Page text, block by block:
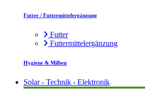
Futter / Futtermittelergänzung
Futter
Futtermittelergänzung
Hygiene & Milben
Solar - Technik - Elektronik